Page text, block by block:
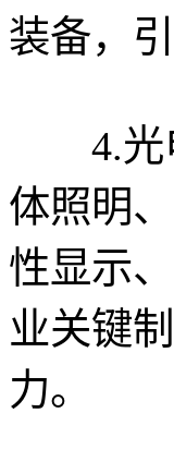
装备，
4.光电
体照明
性显示
业关键
力。